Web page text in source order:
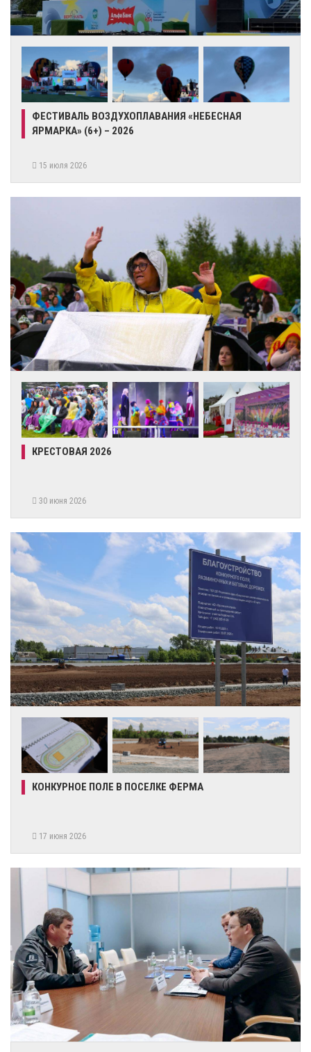
ФЕСТИВАЛЬ ВОЗДУХОПЛАВАНИЯ «НЕБЕСНАЯ
ЯРМАРКА» (6+) – 2026
15 июля 2026
КРЕСТОВАЯ 2026
30 июня 2026
КОНКУРНОЕ ПОЛЕ В ПОСЕЛКЕ ФЕРМА
17 июня 2026